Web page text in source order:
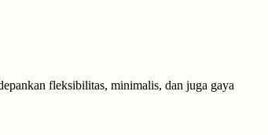
fleksibilitas, minimalis, dan juga gaya